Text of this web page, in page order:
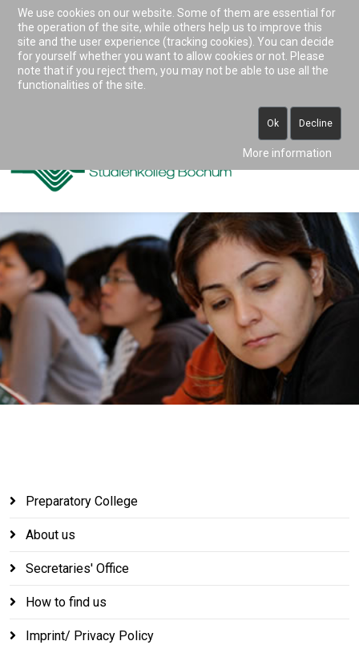
Accessibility & Tools
0234 938 82 0 (vormittags)
Preparatory College
About us
Secretaries' Office
How to find us
Imprint/ Privacy Policy
We use cookies on our website. Some of them are essential for
the operation of the site, while others help us to improve this
site and the user experience (tracking cookies). You can decide
for yourself whether you want to allow cookies or not. Please
note that if you reject them, you may not be able to use all the
functionalities of the site.
Ok Decline
More information